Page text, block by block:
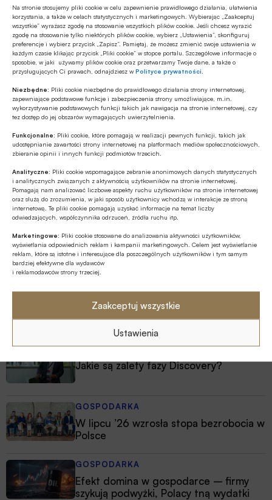
Na stronie stosujemy pliki cookie w celu zapewnienie prawidłowego działania, ułatwienia
korzystania, a także w celach statystycznych i marketingowych. Wybierając „Zaakceptuj
wszystkie” wyrażasz zgodę na stosowanie wszystkich plików cookie. Jeśli chcesz wyrazić
zgodę na stosowanie tylko niektórych plików cookie, wybierz „Ustawienia”, skonfiguruj
preferencje i wybierz przycisk „Zapisz”. Pamiętaj, że możesz zmienić swoje ustawienia w
każdym czasie klikając przycisk „Pliki cookie” w stopce portalu. Szczegółowe informacje o
sposobie, w jaki używamy plików cookie oraz przetwarzamy Twoje dane, a także o
przysługujących Ci prawach, odnajdziesz wPolityce prywatności
Niezbędne: Pliki cookie niezbędne do prawidłowego działania strony internetowej,
zapewniające podstawowe funkcje i zabezpieczenia strony umożliwiające, m.in.
wykorzystywanie podstawowych funkcji takich jak nawigacja na stronie internetowej, czy
tez dostęp do jej obszarów wymagających uwierzytelnienia.
Funkcjonalne: Pliki cookie, które pomagają w realizacji pewnych funkcji, takich jak
udostępnianie zawartości strony internetowej na platformach mediów społecznościowych,
zbieranie opinii i innych funkcji podmiotów trzecich.
Analityczne: Pliki cookie wspomagające zebranie anonimowych danych statystycznych
i analitycznych związanych z aktywnością użytkowników na stronie internetowej.
Pomagają nam analizować liczbowe aspekty ruchu użytkowników na stronie internetowej
oraz służą do zrozumienia, w jaki sposób użytkownicy wchodzą w interakcje ze stroną
internetową. Te pliki cookie pomagają uzyskać informacje na temat liczby
odwiedzających, współczynnika odrzuceń, źródła ruchu itp.
Marketingowe: Pliki cookie stosowane do analizowania aktywności użytkowników,
wyświetlania odpowiednich reklam i kampanii marketingowych. Celem jest wyświetlanie
reklam, które są istotne i interesujące dla poszczególnych użytkowników i tym samym
bardziej efektywne dla wydawców
i reklamodawców strony trzeciej.
Zaakceptuj wszystkie
Ustawienia
wszystkich państw Unii Europejskiej.
Tadeusz Białek
prezes
ZBP
Czytaj artykuł
Najnowsze
MULTIMEDIA
Jakie są zalety fazy Discovery?
GOSPODARKA
W lipcu ’26 wzrosła stopa bezrobocia w
Polsce
GOSPODARKA
Efekt domina w gospodarce – firmy
szykują podwyżki, Polacy tną wydatki